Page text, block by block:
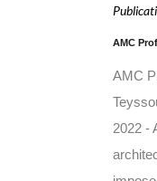
AMC
AMC
2022 -